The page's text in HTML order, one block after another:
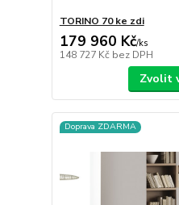
TORINO 70 ke zdi
179 960 Kč/ks
148 727 Kč bez DPH
Zvolit
Doprava ZDARMA